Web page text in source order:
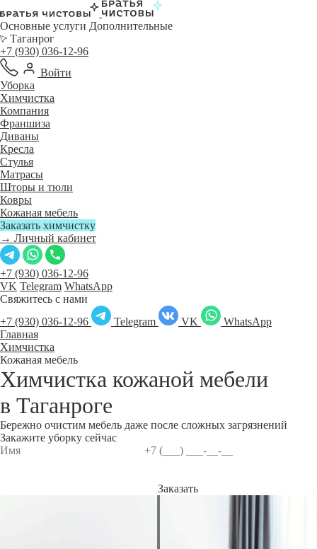
Основные услуги Дополнительные
Таганрог
+7 (930) 036-12-96
Войти
Уборка
Химчистка
Компания
Франшиза
Диваны
Кресла
Стулья
Матрасы
Шторы и тюли
Ковры
Кожаная мебель
Заказать химчистку
→ Личный кабинет
+7 (930) 036-12-96
VK Telegram WhatsApp
Свяжитесь с нами
+7 (930) 036-12-96
Telegram VK
WhatsApp
Главная
Химчистка
Кожаная мебель
Химчистка кожаной мебели
в Таганроге
Бережно очистим мебель даже после сложных загрязнений
Закажите уборку сейчас
Заказать